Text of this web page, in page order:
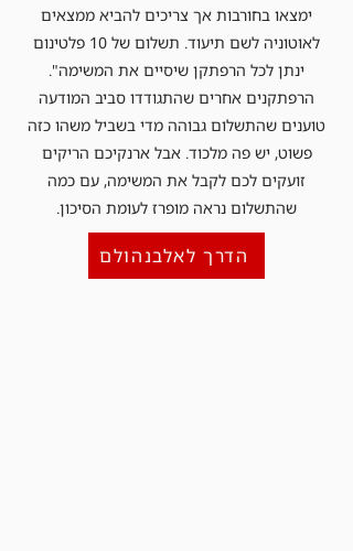
ימצאו בחורבות אך צריכים להביא ממצאים
לאוטוניה לשם תיעוד. תשלום של 10 פלטינום
ינתן לכל הרפתקן שיסיים את המשימה".
הרפתקנים אחרים שהתגודדו סביב המודעה
טוענים שהתשלום גבוהה מדי בשביל משהו כזה
פשוט, יש פה מלכוד. אבל ארנקיכם הריקים
זועקים לכם לקבל את המשימה, עם כמה
שהתשלום נראה מופרז לעומת הסיכון.
הדרך לאלבנהולם